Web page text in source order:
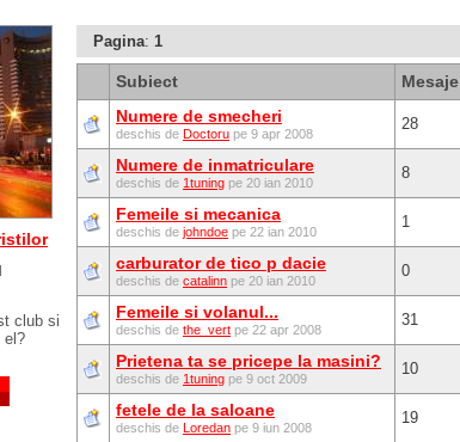
club si
el?
Pagina: 1
Subiect Mesaje
Numere de smecheri
deschis de Doctoru pe 9 apr 2008
28
Numere de inmatriculare
deschis de 1tuning pe 20 ian 2010
8
Femeile si mecanica
deschis de johndoe pe 22 ian 2010
1
carburator de tico p dacie
deschis de catalinn pe 20 ian 2010
0
Femeile si volanul...
deschis de the_vert pe 22 apr 2008
31
Prietena ta se pricepe la masini?
deschis de 1tuning pe 9 oct 2009
10
fetele de la saloane
deschis de Loredan pe 9 iun 2008
19